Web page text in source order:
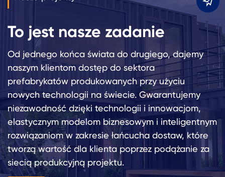
To jest nasze zadanie
Od jednego końca świata do drugiego, dajemy
naszym klientom dostęp do sektora
prefabrykatów produkowanych przy użyciu
nowych technologii na świecie. Gwarantujemy
niezawodność dzięki technologii i innowacjom,
elastycznym modelom biznesowym i inteligentnym
rozwiązaniom w zakresie łańcucha dostaw, które
tworzą wartość dla klienta poprzez podążanie za
siecią produkcyjną projektu.